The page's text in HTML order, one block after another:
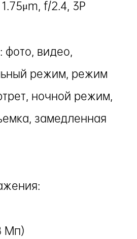
1.75μm, f/2.4, 3P
видео,
режим, режим
ночной режим,
замедленная
Мп)